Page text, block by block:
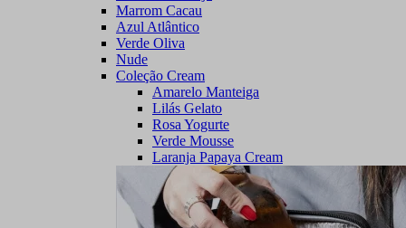
Marrom Cacau
Azul Atlântico
Verde Oliva
Nude
Coleção Cream
Amarelo Manteiga
Lilás Gelato
Rosa Yogurte
Verde Mousse
Laranja Papaya Cream